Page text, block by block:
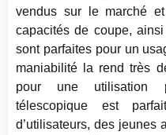
vendus sur le marché
capacités de coupe,
sont parfaites pour un
maniabilité la rend très
pour une utilisation
télescopique est
d’utilisateurs, des jeunes